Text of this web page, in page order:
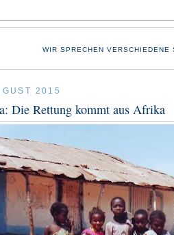
WIR SPRECHEN
2015
Die Rettung kommt aus Afrika